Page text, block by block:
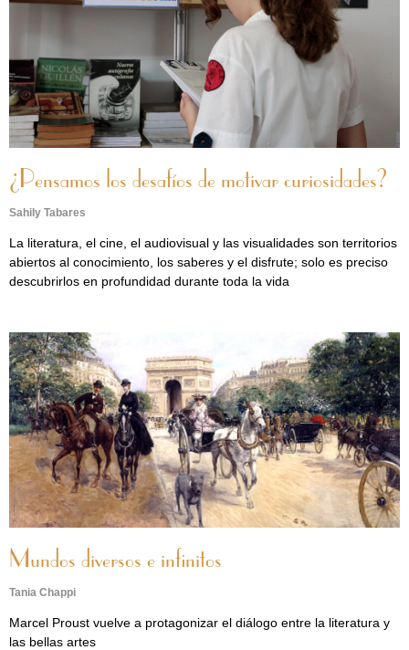
¿Pensamos los desafíos de motivar curiosidades?
Sahily Tabares
La literatura, el cine, el audiovisual y las visualidades son territorios
abiertos al conocimiento, los saberes y el disfrute; solo es preciso
descubrirlos en profundidad durante toda la vida
Mundos diversos e infinitos
Tania Chappi
Marcel Proust vuelve a protagonizar el diálogo entre la literatura y
las bellas artes